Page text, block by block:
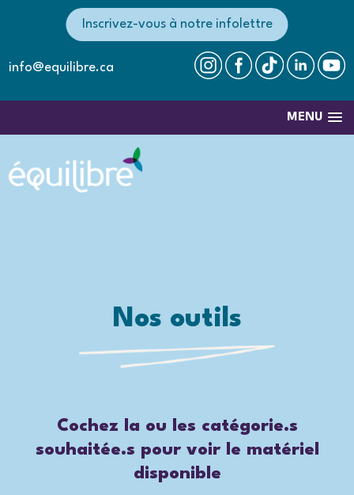
info@equilibre.ca
Inscrivez-vous à notre infolettre
MENU
Nos outils
Cochez la ou les catégorie.s
souhaitée.s pour voir le matériel
disponible